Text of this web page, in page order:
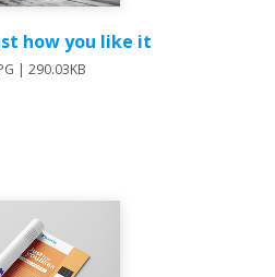
how you like it
| 290.03KB